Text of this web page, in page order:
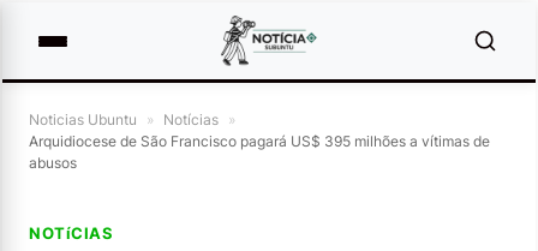
Noticias Ubuntu » Notícias »
Arquidiocese de São Francisco pagará US$ 395 milhões a vítimas de
abusos
NOTíCIAS